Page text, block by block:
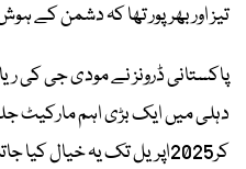
تیز اور بھرپور تھا کہ دشمن کے
پاکستانی ڈرونز نے مودی جی کی
کر2025اپریل تک یہ خیال کیا